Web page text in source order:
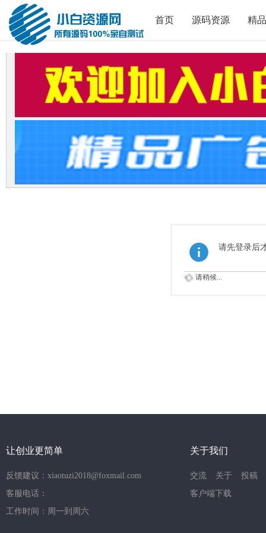
首页 源码资源 精
请先登录后
请稍候...
让创业更简单
反馈建议：xiaotuzi2018@foxmail.com
客服电话：
工作时间：周一到周六
关于我们
交流 关于
投稿
客户端下载